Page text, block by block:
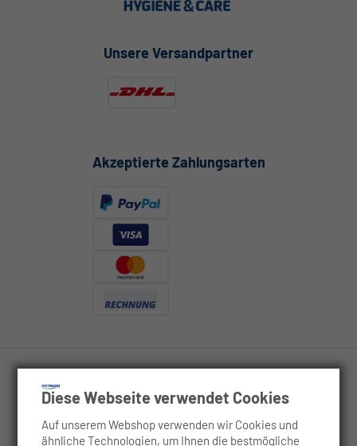
Diese Webseite verwendet Cookies
Auf unserem Webshop verwenden wir Cookies und
ähnliche Technologien, um Ihnen die bestmögliche
Unsere Versandpartner
Akzeptierte Zahlungsarten
Rechtliches